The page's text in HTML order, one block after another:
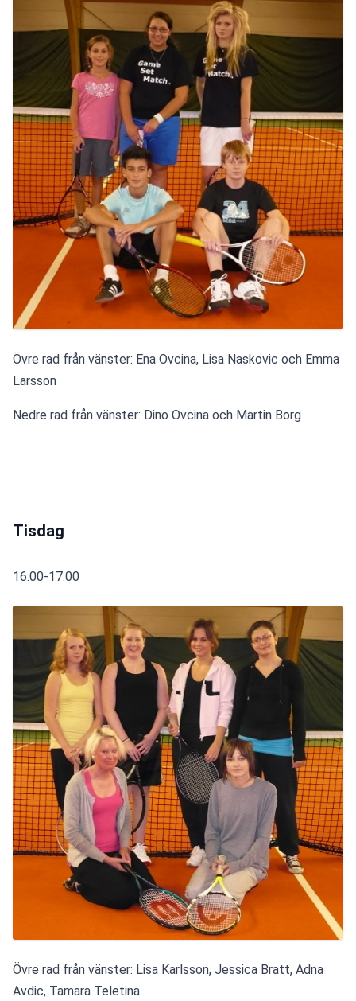
Övre rad från vänster: Ena Ovcina, Lisa Naskovic och Emma
Larsson
Nedre rad från vänster: Dino Ovcina och Martin Borg
Tisdag
16.00-17.00
Övre rad från vänster: Lisa Karlsson, Jessica Bratt, Adna
Avdic, Tamara Teletina